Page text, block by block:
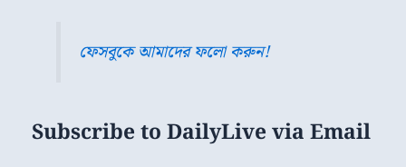
ফেসবুকে আমাদের ফলো করুন!
Subscribe to DailyLive via Email